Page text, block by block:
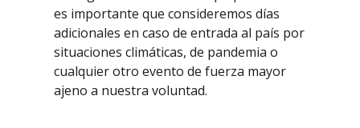
es importante que consideremos días
adicionales en caso de entrada al país por
situaciones climáticas, de pandemia o
cualquier otro evento de fuerza mayor
ajeno a nuestra voluntad.